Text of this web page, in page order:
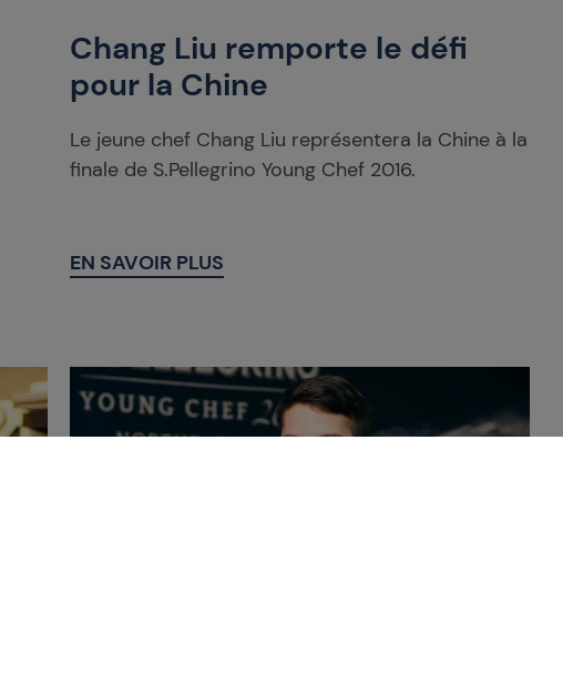
Chang Liu remporte le défi
pour la Chine
Le jeune chef Chang Liu représentera la Chine à la
finale de S.Pellegrino Young Chef 2016.
EN SAVOIR PLUS